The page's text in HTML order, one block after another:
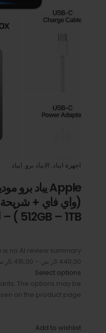
اجهزة ايباد, الايباد برو, ايباد
512GB – 1TB ) – لون فضي (الجيل الرابع)
is no AI review summary.
3.440,00ر.س
– 5.415,00ر.س
Select options
The options may be
on the product page
Add to wishlist